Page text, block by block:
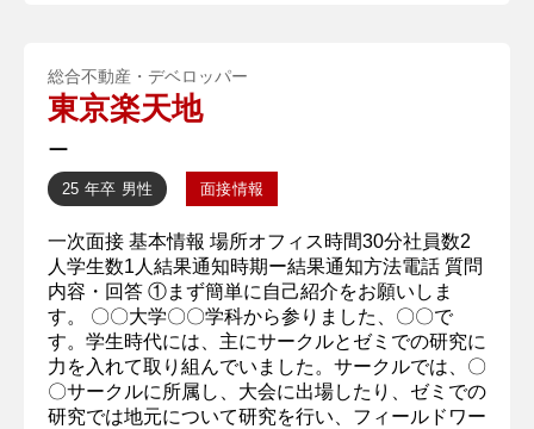
総合不動産・デベロッパー
東京楽天地
ー
25 年卒 男性 面接情報
一次面接 基本情報 場所オフィス時間30分社員数2
人学生数1人結果通知時期ー結果通知方法電話 質問
内容・回答 ①まず簡単に自己紹介をお願いしま
す。 〇〇大学〇〇学科から参りました、〇〇で
す。学生時代には、主にサークルとゼミでの研究に
力を入れて取り組んでいました。サークルでは、〇
〇サークルに所属し、大会に出場したり、ゼミでの
研究では地元について研究を行い、フィールドワー